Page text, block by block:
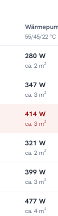
55/45/22 °C
280 W
ca. 2 m²
347 W
ca. 3 m²
414 W
ca. 3 m²
321 W
ca. 2 m²
399 W
ca. 3 m²
477 W
ca. 4 m²